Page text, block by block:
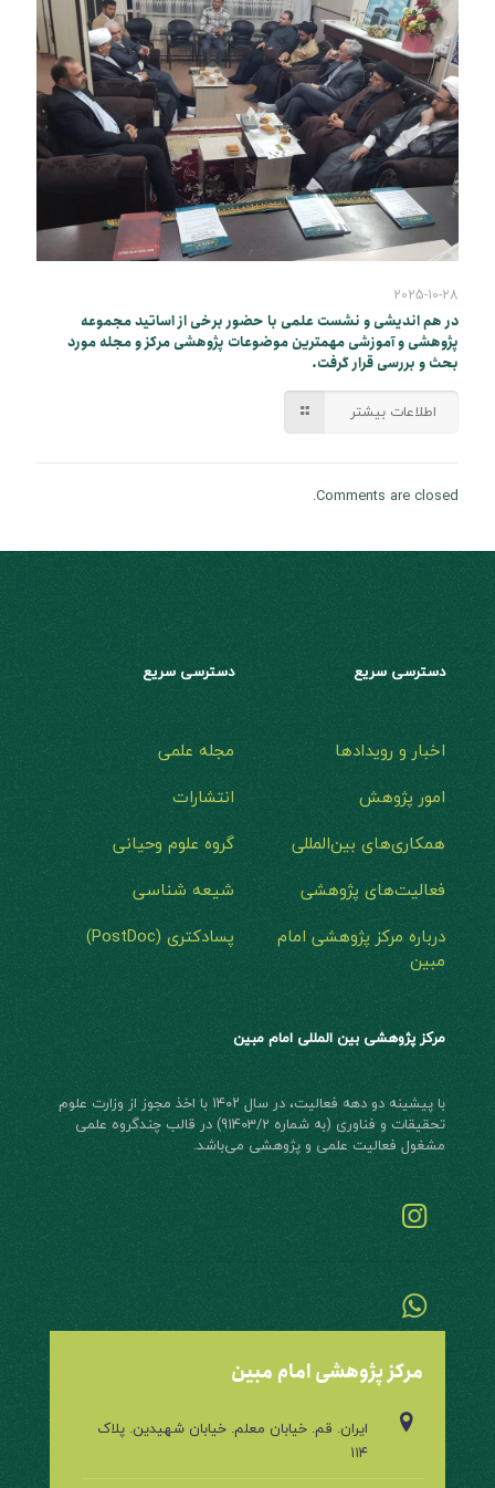
2025-10-28
در هم اندیشی و نشست علمی با حضور برخی از اساتید مجموعه
پژوهشی و آموزشی مهمترین موضوعات پژوهشی مرکز و مجله مورد
بحث و بررسی قرار گرفت.
اطلاعات بیشتر
Comments are closed.
دسترسی سریع
اخبار و رویدادها
امور پژوهش
همکاری‌های بین‌المللی
فعالیت‌های پژوهشی
درباره مرکز پژوهشی امام
مبین
دسترسی سریع
مجله علمی
انتشارات
گروه علوم وحیانی
شیعه شناسی
پسادکتری (PostDoc)
مرکز پژوهشی بین المللی امام مبین
با پیشینه دو دهه فعالیت، در سال ۱۴۰۲ با اخذ مجوز از وزارت علوم
تحقیقات و فناوری (به شماره 91403/2) در قالب چند‌گروه علمی
مشغول فعالیت علمی و پژوهشی می‌باشد.
مرکز پژوهشی امام مبین
ایران. قم. خیابان معلم. خیابان شهیدین. پلاک
۱۱۴